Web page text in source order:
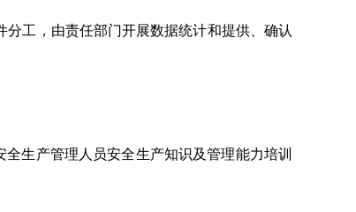
工，由责任部门开展数据统计和提供、确认
生产管理人员安全生产知识及管理能力培训